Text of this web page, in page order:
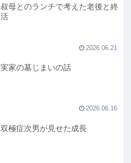
叔母とのランチで考えた老後と終
活
2026.06.21
実家の墓じまいの話
2026.06.16
双極症次男が見せた成長